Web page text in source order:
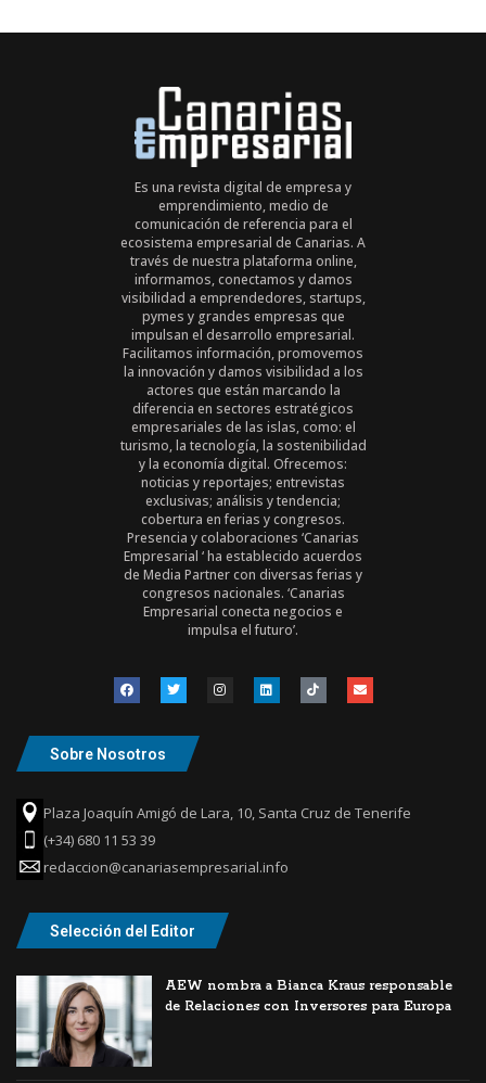
Es una revista digital de empresa y
emprendimiento, medio de
comunicación de referencia para el
ecosistema empresarial de Canarias. A
través de nuestra plataforma online,
informamos, conectamos y damos
visibilidad a emprendedores, startups,
pymes y grandes empresas que
impulsan el desarrollo empresarial.
Facilitamos información, promovemos
la innovación y damos visibilidad a los
actores que están marcando la
diferencia en sectores estratégicos
empresariales de las islas, como: el
turismo, la tecnología, la sostenibilidad
y la economía digital. Ofrecemos:
noticias y reportajes; entrevistas
exclusivas; análisis y tendencia;
cobertura en ferias y congresos.
Presencia y colaboraciones ‘Canarias
Empresarial ‘ ha establecido acuerdos
de Media Partner con diversas ferias y
congresos nacionales. ‘Canarias
Empresarial conecta negocios e
impulsa el futuro’.
Sobre Nosotros
Plaza Joaquín Amigó de Lara, 10, Santa Cruz de Tenerife
(+34) 680 11 53 39
redaccion@canariasempresarial.info
Selección del Editor
AEW nombra a Bianca Kraus responsable
de Relaciones con Inversores para Europa